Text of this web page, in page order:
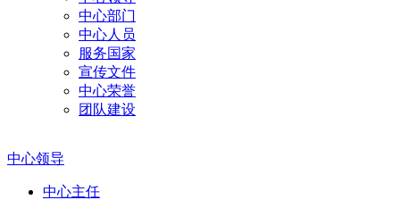
中心部门
中心人员
服务国家
宣传文件
中心荣誉
团队建设
中心领导
中心主任